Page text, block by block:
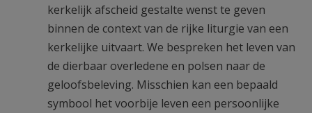
kerkelijk afscheid gestalte wenst te geven
binnen de context van de rijke liturgie van een
kerkelijke uitvaart. We bespreken het leven van
de dierbaar overledene en polsen naar de
geloofsbeleving. Misschien kan een bepaald
symbool het voorbije leven een persoonlijke